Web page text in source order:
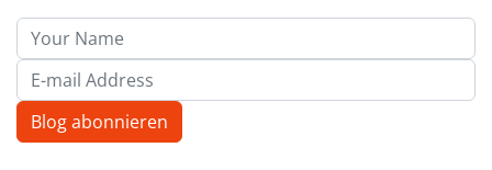
Your Name
E-mail Address
Blog abonnieren